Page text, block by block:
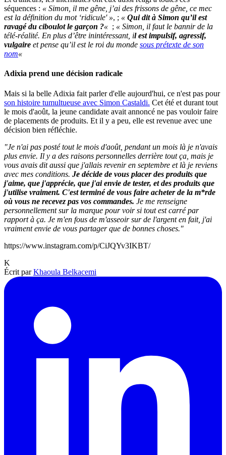
séquences : « Simon, il me gêne, j’ai des frissons de gêne, ce mec
est la définition du mot ‘ridicule' », ; « Qui dit à Simon qu’il est
ravagé du ciboulot le garçon ?« ; « Simon, il faut le bannir de la
télé-réalité. En plus d’être inintéressant, il est impulsif, agressif,
vulgaire et pense qu’il est le roi du monde sous prétexte de son
nom«
Adixia prend une décision radicale
Mais si la belle Adixia fait parler d'elle aujourd'hui, ce n'est pas pour
son histoire tumultueuse avec Simon Castaldi. Cet été et durant tout
le mois d'août, la jeune candidate avait annoncé ne pas vouloir faire
de placements de produits. Et il y a peu, elle est revenue avec une
décision bien réfléchie.
"Je n'ai pas posté tout le mois d'août, pendant un mois là je n'avais
plus envie. Il y a des raisons personnelles derrière tout ça, mais je
vous avais dit aussi que j'allais revenir en septembre et là je reviens
avec mes conditions. Je décide de vous placer des produits que
j'aime, que j'apprécie, que j'ai envie de tester, et des produits que
j'utilise vraiment. C'est terminé de vous faire acheter de la m*rde
où vous ne recevez pas vos commandes. Je me renseigne
personnellement sur la marque pour voir si tout est carré par
rapport à ça. Je m'en fous de m'asseoir sur de l'argent en fait, j'ai
vraiment envie de vous partager que de bonnes choses."
https://www.instagram.com/p/CiJQYv3IKBT/
K
Écrit parKhaoula Belkacemi